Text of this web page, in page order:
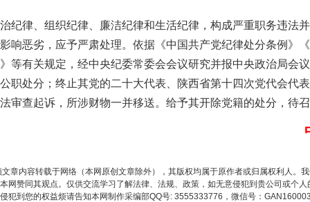
律、组织纪律、廉洁纪律和生活纪律，构成严重职务违法
响恶劣，应予严肃处理。依据《中国共产党纪律处分条例》
等有关规定，经中央纪委常委会会议研究并报中央政治局会
职处分；终止其党的二十大代表、陕西省第十四次党代会代
审查起诉，所涉财物一并移送。给予其开除党籍的处分，待
文章内容转载于网络（本网原创文章除外），其版权均属于原作者或归属权利人。
网赞同其观点。仅供交流学习了解法律、法规、政策，如无意侵犯到贵公司或个
犯到您的权益烦请告知本网制作采编部QQ号: 3555333776，微信号：